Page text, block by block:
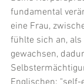
fundamental
eine Frau,
fühlte sich an,
gewachsen,